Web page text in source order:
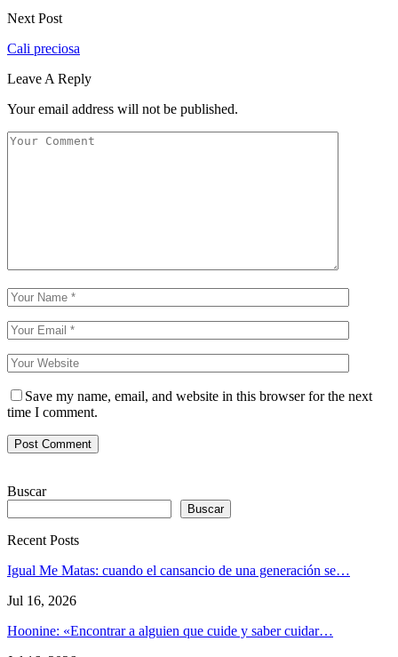
Next Post
Cali preciosa
Leave A Reply
Your email address will not be published.
Save my name, email, and website in this browser for the next
time I comment.
Buscar
Buscar
Recent Posts
Igual Me Matas: cuando el cansancio de una generación se…
Jul 16, 2026
Hoonine: «Encontrar a alguien que cuide y saber cuidar…